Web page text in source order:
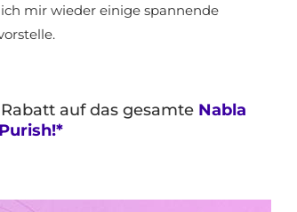
mir wieder einige spannende
auf das gesamte Nabla